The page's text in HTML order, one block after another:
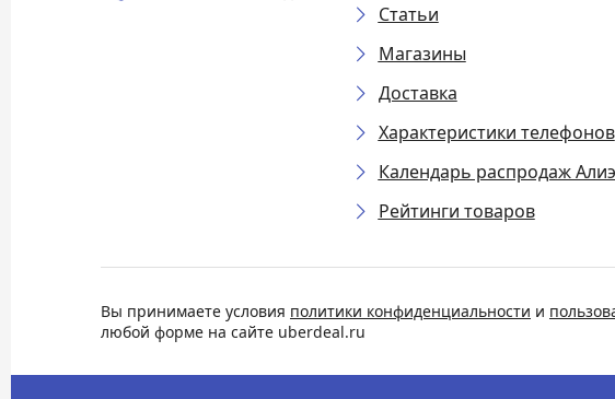
Статьи
Магазины
Доставка
Характеристики телефонов
Календарь распродаж
Рейтинги товаров
Вы принимаете условия политики конфиденциальности и
любой форме на сайте uberdeal.ru